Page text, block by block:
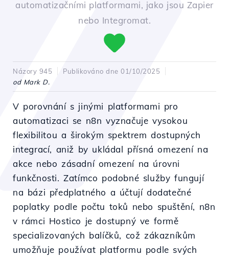
automatizačními platformami, jako jsou Zapier
nebo Integromat.
Názory 945
Publikováno dne 01/10/2025
od Mark D.
V porovnání s jinými platformami pro
automatizaci se n8n vyznačuje vysokou
flexibilitou a širokým spektrem dostupných
integrací, aniž by ukládal přísná omezení na
akce nebo zásadní omezení na úrovni
funkčnosti. Zatímco podobné služby fungují
na bázi předplatného a účtují dodatečné
poplatky podle počtu toků nebo spuštění, n8n
v rámci Hostico je dostupný ve formě
specializovaných balíčků, což zákazníkům
umožňuje používat platformu podle svých